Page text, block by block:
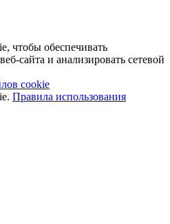
чтобы обеспечивать
сайта и анализировать сетевой
cookie
Правила использования